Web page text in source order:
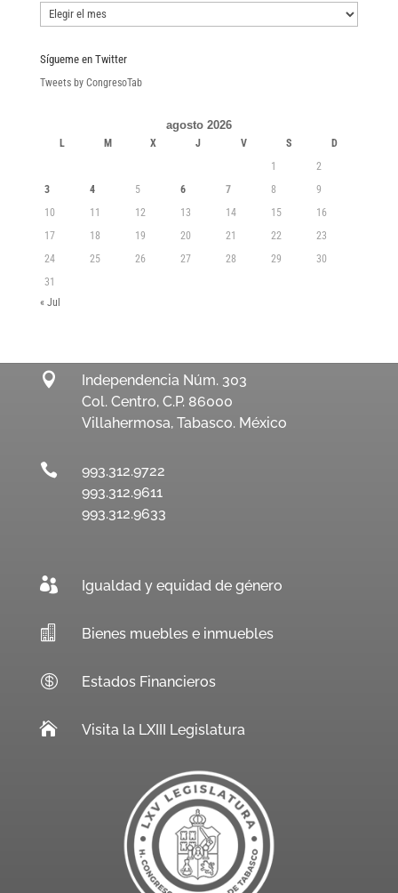
Boletines
Sígueme en Twitter
Tweets by CongresoTab
agosto 2026
L M X J V S
D
1
2
3
4 5 6 7 8
9
10
11 12 13 14 15
16
17
18 19 20 21 22
23
24
25 26 27 28 29
30
31
« Jul

Independencia Núm. 303
Col. Centro, C.P. 86000
Villahermosa, Tabasco. México

993.312.9722
993.312.9611
993.312.9633
 Igualdad y equidad de género
 Bienes muebles e inmuebles
 Estados Financieros
 Visita la LXIII Legislatura